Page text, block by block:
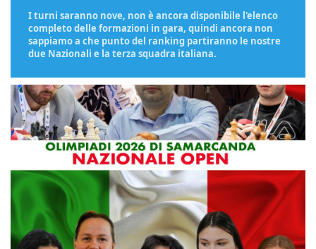
I turni saranno nove, non è ancora disponibile l'elenco
completo delle formazioni in gara, quindi ancora non
sappiamo a che punto del ranking partiranno le nostre
due Nazionali e la terza squadra italiana.